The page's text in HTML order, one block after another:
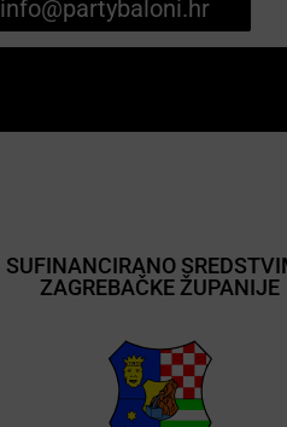
info@partybaloni.hr
SUFINANCIRANO
ZAGREBAČKE ŽUPANIJE